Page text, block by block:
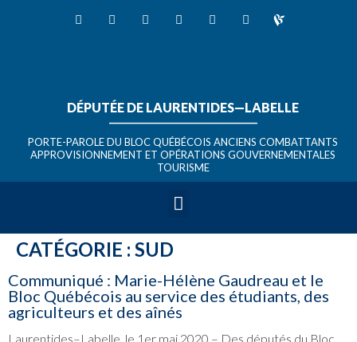
DÉPUTÉE DE LAURENTIDES—LABELLE
_______________________________
PORTE-PAROLE DU BLOC QUÉBÉCOIS ANCIENS COMBATTANTS
APPROVISIONNEMENT ET OPÉRATIONS GOUVERNEMENTALES
TOURISME
CATÉGORIE : SUD
Communiqué : Marie-Hélène Gaudreau et le
Bloc Québécois au service des étudiants, des
agriculteurs et des aînés
Laurentides–Labelle, le 1er mai 2020 – Des députés du Bloc